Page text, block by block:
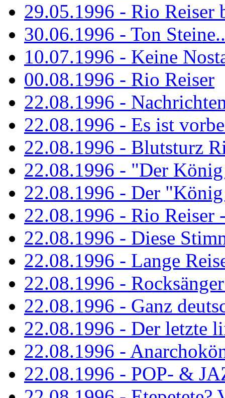
29.05.1996 - Rio Reiser
30.06.1996 - Ton
10.07.1996 - Keine
00.08.1996 - Rio Reiser
22.08.1996 -
22.08.1996 - Es ist
22.08.1996 - Blutsturz
22.08.1996 - "Der
22.08.1996 - Der
22.08.1996 - Rio Reiser
22.08.1996 - Diese
22.08.1996 - Lange
22.08.1996 -
22.08.1996 - Ganz
22.08.1996 - Der letzte
22.08.1996 -
22.08.1996 - POP- &